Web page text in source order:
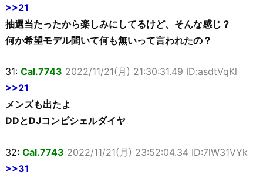
>>21
抽選当たったから楽しみにしてるけど、そんな感じ？
何か希望モデル聞いて何も無いって言われたの？
31: Cal.7743 2022/11/21(月) 21:30:31.49 ID:asdtVqKl
>>21
メンズも出たよ
DDとDJコンビシェルダイヤ
32: Cal.7743 2022/11/21(月) 23:52:04.34 ID:7lW31VYk
>>31